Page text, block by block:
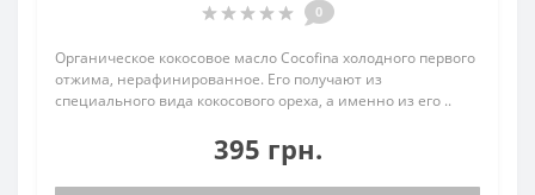
0
Органическое кокосовое масло Cocofina холодного первого
отжима, нерафинированное. Его получают из
специального вида кокосового ореха, а именно из его ..
395 грн.